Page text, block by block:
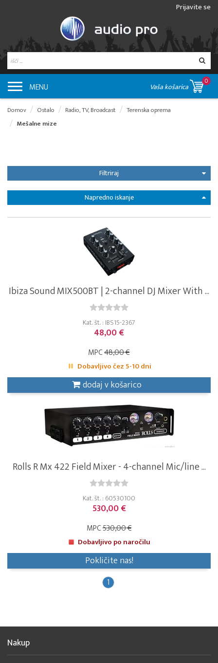
Prijavite se
MENU Vaša košarica
0
Domov Ostalo Radio, TV, Broadcast
Terenska oprema
Mešalne mize
Filtriraj
Napredno iskanje
Ibiza Sound MIX500BT | 2-channel DJ Mixer With ...
Kat. št. : IBS15-2367
48,00 €
MPC48,00 €
Dobavljivo čez 5-10 dni
dodaj v košarico
Rolls R Mx 422 Field Mixer - 4-channel Mic/line ...
Kat. št. : 60530100
530,00 €
MPC530,00 €
Dobavljivo po naročilu
Pokličite nas!
1
Nakup